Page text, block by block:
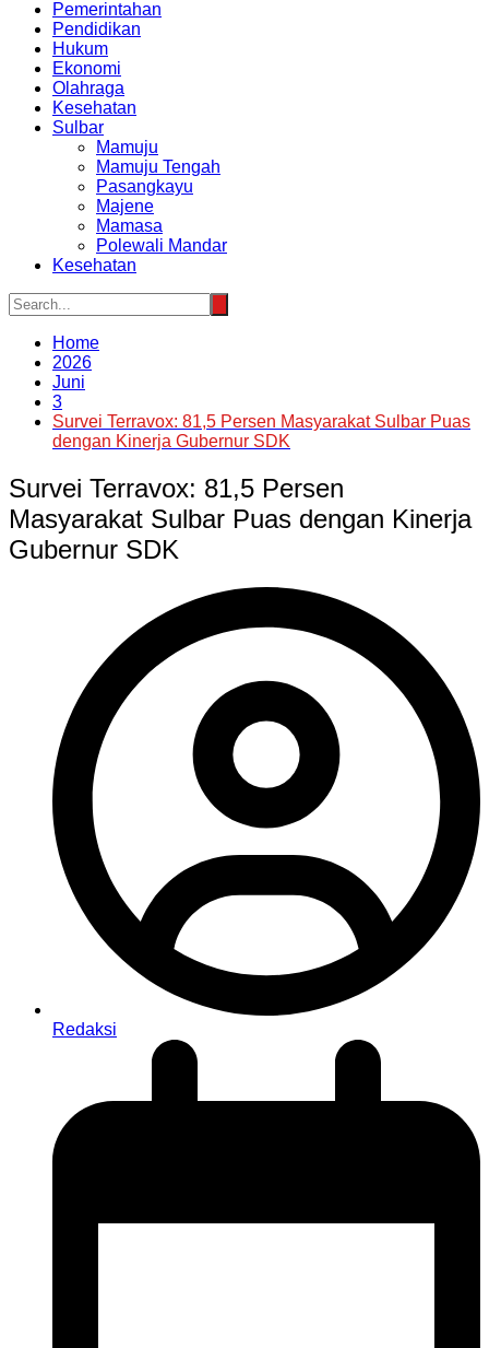
Pemerintahan
Pendidikan
Hukum
Ekonomi
Olahraga
Kesehatan
Sulbar
Mamuju
Mamuju Tengah
Pasangkayu
Majene
Mamasa
Polewali Mandar
Kesehatan
Home
2026
Juni
3
Survei Terravox: 81,5 Persen Masyarakat Sulbar Puas
dengan Kinerja Gubernur SDK
Survei Terravox: 81,5 Persen
Masyarakat Sulbar Puas dengan Kinerja
Gubernur SDK
Redaksi